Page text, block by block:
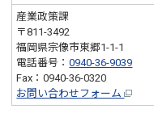
産業政策課
〒811-3492
福岡県宗像市東郷1-1-1
電話番号：0940-36-9039
Fax：0940-36-0320
お問い合わせフォーム